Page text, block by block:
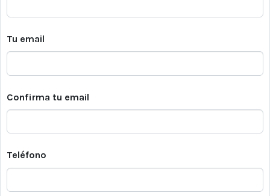
Tu email
Confirma tu email
Teléfono